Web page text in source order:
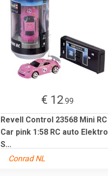
€ 12.99
Revell Control 23568 Mini RC
Car pink 1:58 RC auto Elektro
S...
Conrad NL